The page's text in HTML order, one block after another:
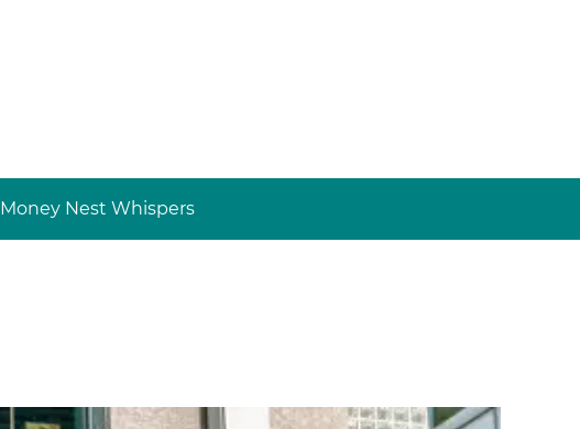
Money Nest Whispers